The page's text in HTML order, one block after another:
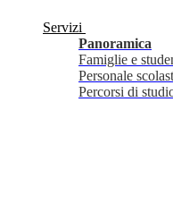
Servizi
Panoramica
Famiglie e
Personale
Percorsi di